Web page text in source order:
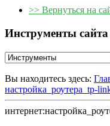
>> Вернуться на
Инструменты сайта
Вы находитесь здесь:
настройка_роутера_tp-